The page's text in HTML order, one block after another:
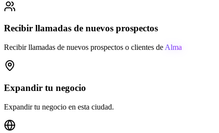
Recibir llamadas de nuevos prospectos
Recibir llamadas de nuevos prospectos o clientes de Alma
Expandir tu negocio
Expandir tu negocio en esta ciudad.